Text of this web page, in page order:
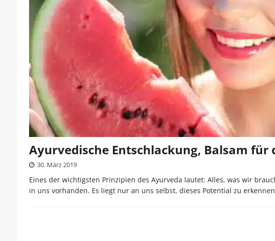
Ayurvedische Entschlackung, Balsam für
30. März 2019
Eines der wichtigsten Prinzipien des Ayurveda lautet: Alles, was wir
in uns vorhanden. Es liegt nur an uns selbst, dieses Potential zu